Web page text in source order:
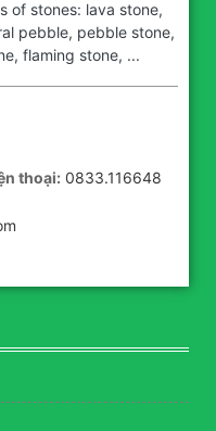
of stones: lava stone,
pebble, pebble stone,
flaming stone, ...
thoại: 0833.116648